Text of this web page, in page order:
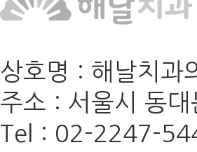
상호명 : 해날치
주소 : 서울시 동
Tel : 02-2247-